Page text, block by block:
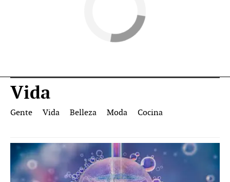
Vida
Gente Vida Belleza Moda Cocina